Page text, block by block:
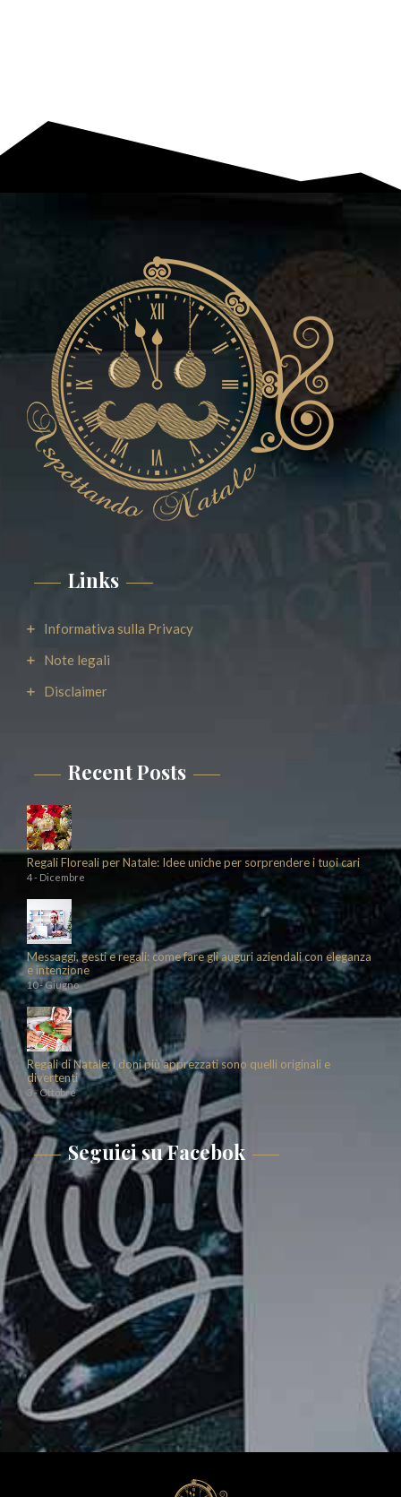
Links
Informativa sulla Privacy
Note legali
Disclaimer
Recent Posts
Regali Floreali per Natale: Idee uniche per sorprendere i tuoi cari
4 - Dicembre
Messaggi, gesti e regali: come fare gli auguri aziendali con eleganza
e intenzione
10 - Giugno
Regali di Natale: i doni più apprezzati sono quelli originali e
divertenti
3 - Ottobre
Seguici su Facebok